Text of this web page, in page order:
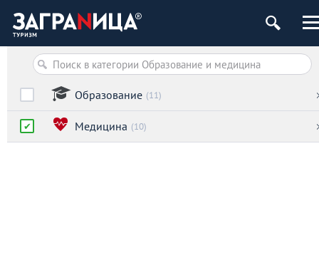
Образование (11)
Медицина (10)